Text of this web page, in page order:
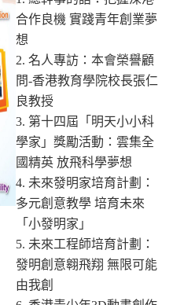
合作良機 實踐青年創業夢
想
2. 名人專訪：本會榮譽顧
問-香港教育學院校長張仁
良教授
3. 第十四屆「明天小小科
學家」獎勵活動：雲集全
國精英 放飛科學夢想
4. 未來發明家培育計劃：
多元創意教學 培育未來
「小發明家」
5. 未來工程師培育計劃：
發明創意翱飛翔 無限可能
由我創